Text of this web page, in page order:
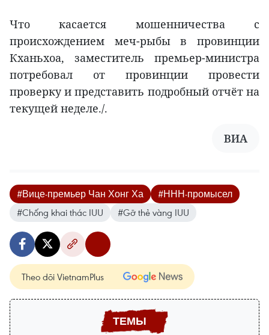
Что касается мошенничества с
происхождением меч-рыбы в провинции
Кханьхоа, заместитель премьер-министра
потребовал от провинции провести
проверку и представить подробный отчёт на
текущей неделе./.
ВИА
#Вице-премьер Чан Хонг Ха
#ННН-промысел
#Chống khai thác IUU
#Gỡ thẻ vàng IUU
Theo dõi VietnamPlus